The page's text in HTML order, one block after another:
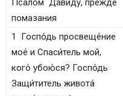
Псалом Давиду, прежде
помазания
1 Госпо́дь просвеще́ние
мое́ и Спаси́тель мой,
кого́ убою́ся? Госпо́дь
Защи́титель живота́